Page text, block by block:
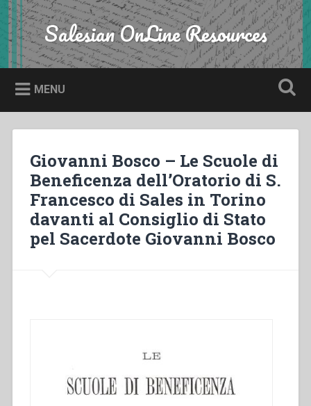
Skip
to
content
Search Salesian OnLine Resources
MENU
Giovanni Bosco – Le Scuole di
Beneficenza dell’Oratorio di S.
Francesco di Sales in Torino
davanti al Consiglio di Stato
pel Sacerdote Giovanni Bosco